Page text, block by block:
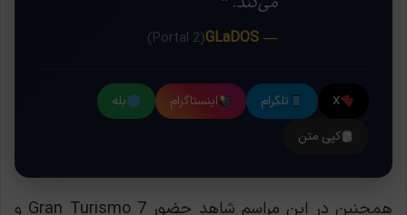
— GLaDOS
(Portal 2)
X تلگرام اینستاگرام
بله
کپی متن
همچنین در این مراسم شاهد حضور Gran Turismo 7 و